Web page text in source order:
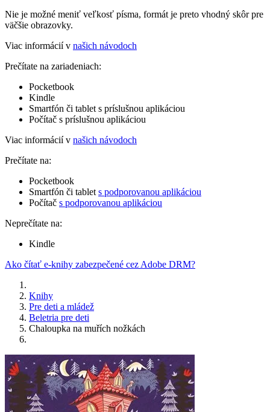
Nie je možné meniť veľkosť písma, formát je preto vhodný skôr pre
väčšie obrazovky.
Viac informácií v našich návodoch
Prečítate na zariadeniach:
Pocketbook
Kindle
Smartfón či tablet s príslušnou aplikáciou
Počítač s príslušnou aplikáciou
Viac informácií v našich návodoch
Prečítate na:
Pocketbook
Smartfón či tablet s podporovanou aplikáciou
Počítač s podporovanou aplikáciou
Neprečítate na:
Kindle
Ako čítať e-knihy zabezpečené cez Adobe DRM?
Knihy
Pre deti a mládež
Beletria pre deti
Chaloupka na muřích nožkách